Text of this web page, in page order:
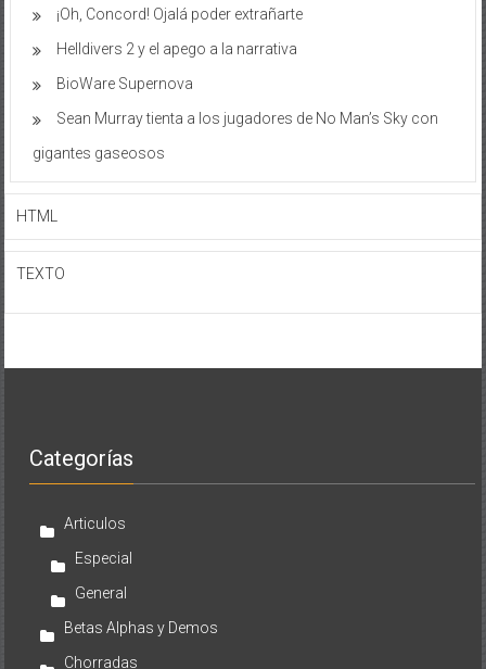
¡Oh, Concord! Ojalá poder extrañarte
Helldivers 2 y el apego a la narrativa
BioWare Supernova
Sean Murray tienta a los jugadores de No Man’s Sky con
gigantes gaseosos
HTML
TEXTO
Categorías
Articulos
Especial
General
Betas Alphas y Demos
Chorradas